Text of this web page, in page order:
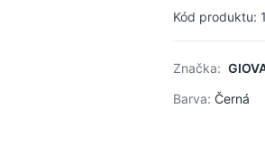
Kód produktu:
Značka:
Barva: Černá